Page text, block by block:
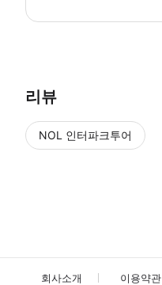
리뷰
NOL 인터파크투어
회사소개 이용약관